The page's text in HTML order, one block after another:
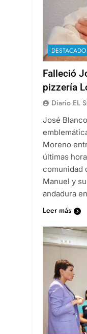
DESTACADO
Falleció
pizzería
Diario EL
José
Moreno
últimas
comunidad
Manuel y
andadura
Leer más